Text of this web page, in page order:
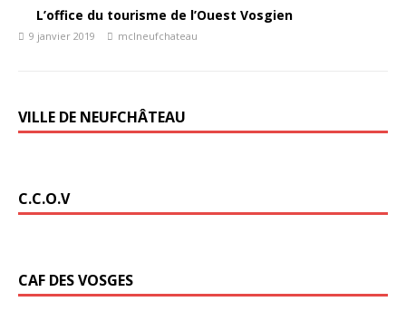
L’office du tourisme de l’Ouest Vosgien
9 janvier 2019 mclneufchateau
VILLE DE NEUFCHÂTEAU
C.C.O.V
CAF DES VOSGES